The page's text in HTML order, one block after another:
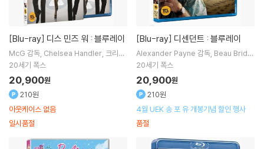
[Blu-ray] 디스 민즈 워 : 블루레이
McG 감독 Chelsea Handler 크리스
파인 Tom Hardy
20세기 폭스
아웃케이스 없음
20,900원
210원
일시품절
[Blu-ray] 디센던트 : 블루레이
Alexander Payne 감독 Beau Bridg
es 매튜 릴라드
20세기 폭스
20,900원
210원
4월 UEK 송 포 유 개봉기념 할인 행사
품절